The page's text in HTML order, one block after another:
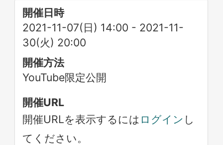
開催日時
2021-11-07(日) 14:00 - 2021-11-
30(火) 20:00
開催方法
YouTube限定公開
開催URL
開催URLを表示するには ログイン し
てください。